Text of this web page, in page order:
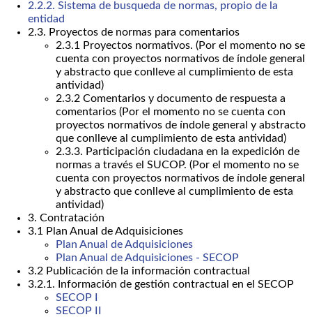
2.2.2. Sistema de busqueda de normas, propio de la
entidad
2.3. Proyectos de normas para comentarios
2.3.1 Proyectos normativos. (Por el momento no se
cuenta con proyectos normativos de índole general
y abstracto que conlleve al cumplimiento de esta
antividad)
2.3.2 Comentarios y documento de respuesta a
comentarios (Por el momento no se cuenta con
proyectos normativos de índole general y abstracto
que conlleve al cumplimiento de esta antividad)
2.3.3. Participación ciudadana en la expedición de
normas a través el SUCOP. (Por el momento no se
cuenta con proyectos normativos de índole general
y abstracto que conlleve al cumplimiento de esta
antividad)
3. Contratación
3.1 Plan Anual de Adquisiciones
Plan Anual de Adquisiciones
Plan Anual de Adquisiciones - SECOP
3.2 Publicación de la información contractual
3.2.1. Información de gestión contractual en el SECOP
SECOP I
SECOP II